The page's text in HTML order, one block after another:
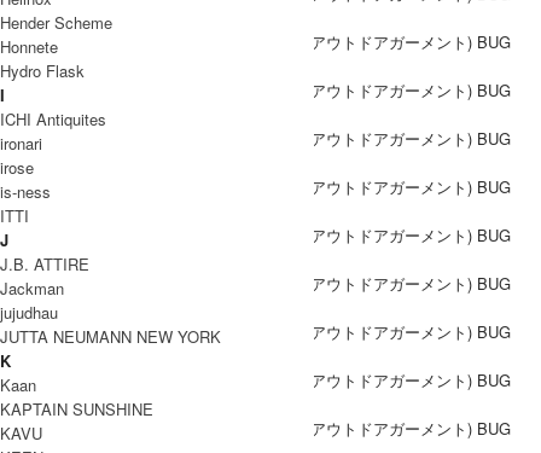
Hender Scheme
Honnete
Hydro Flask
I
ICHI Antiquites
ironari
irose
is-ness
ITTI
J
J.B. ATTIRE
Jackman
jujudhau
JUTTA NEUMANN NEW YORK
K
Kaan
KAPTAIN SUNSHINE
KAVU